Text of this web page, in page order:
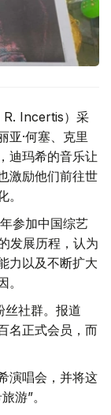
R. Incertis）采
亚·何塞、克里
迪玛希的音乐让
激励他们前往世
参加中国综艺
发展历程，认为
力以及不断扩大
丝社群。报道
名正式会员，而
演唱会，并将这
游”。